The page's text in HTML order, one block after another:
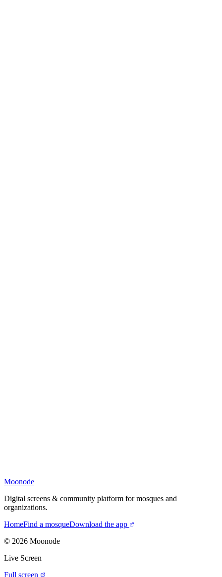
Moonode
Digital screens & community platform for mosques and
organizations.
HomeFind a mosqueDownload the app
© 2026 Moonode
Live Screen
Full screen